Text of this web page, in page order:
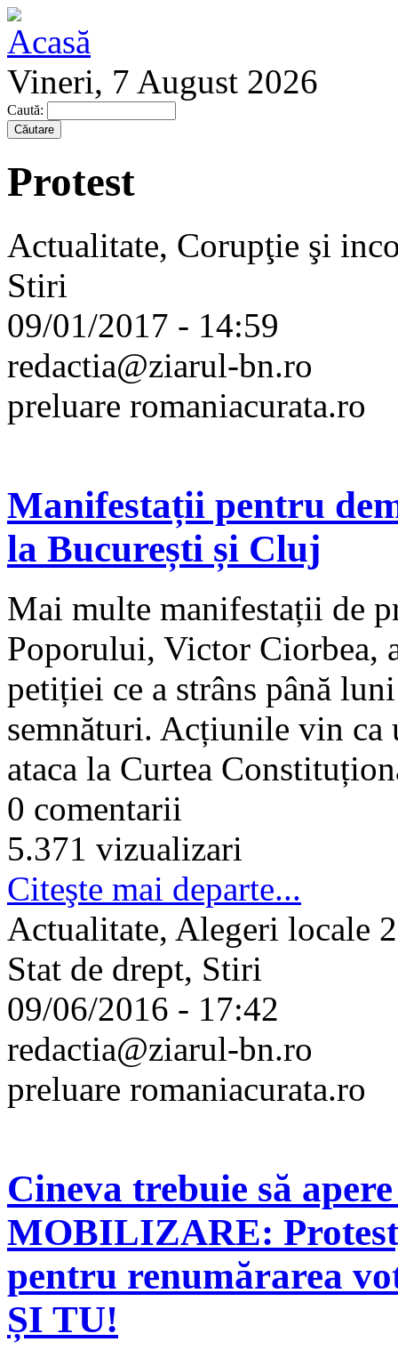
Vineri, 7 August 2026
Caută:
Protest
Actualitate, Corupţie şi
Stiri
09/01/2017 - 14:59
redactia@ziarul-bn.ro
preluare romaniacurata.ro
Manifestații pentru
la București și Cluj
Mai multe manifestații de
Poporului, Victor Ciorbea,
petiției ce a strâns până
semnături. Acțiunile vin ca
ataca la Curtea
0 comentarii
5.371 vizualizari
Citeşte mai departe...
Actualitate, Alegeri locale
Stat de drept, Stiri
09/06/2016 - 17:42
redactia@ziarul-bn.ro
preluare romaniacurata.ro
Cineva trebuie să
MOBILIZARE:
pentru renumărarea
ȘI TU!